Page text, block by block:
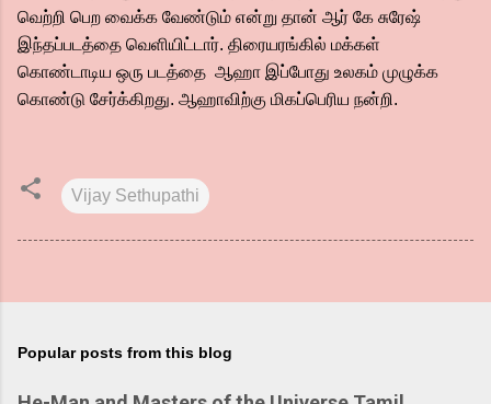
வெற்றி பெற வைக்க வேண்டும் என்று தான் ஆர் கே சுரேஷ்
இந்தப்படத்தை வெளியிட்டார். திரையரங்கில் மக்கள்
கொண்டாடிய ஒரு படத்தை ஆஹா இப்போது உலகம் முழுக்க
கொண்டு சேர்க்கிறது. ஆஹாவிற்கு மிகப்பெரிய நன்றி.
Vijay Sethupathi
Popular posts from this blog